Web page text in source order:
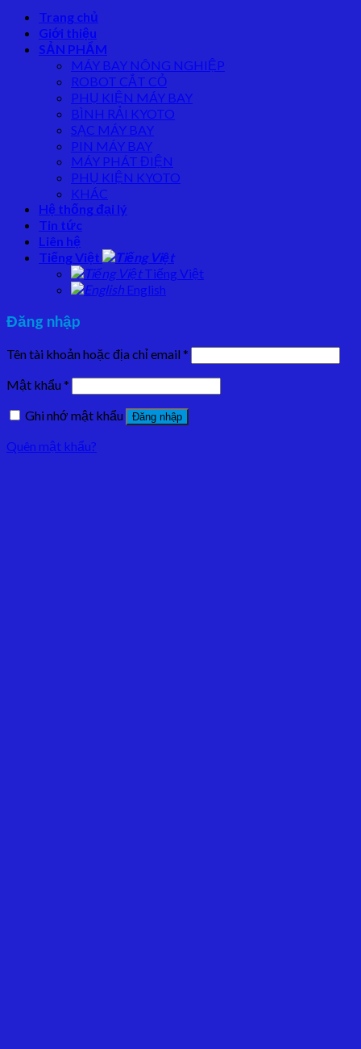
Trang chủ
Giới thiệu
SẢN PHẨM
MÁY BAY NÔNG NGHIỆP
ROBOT CẮT CỎ
PHỤ KIỆN MÁY BAY
BÌNH RẢI KYOTO
SẠC MÁY BAY
PIN MÁY BAY
MÁY PHÁT ĐIỆN
PHỤ KIỆN KYOTO
KHÁC
Hệ thống đại lý
Tin tức
Liên hệ
Tiếng Việt
Tiếng Việt
English
Đăng nhập
Tên tài khoản hoặc địa chỉ email*
Mật khẩu*
Ghi nhớ mật khẩu
Đăng nhập
Quên mật khẩu?